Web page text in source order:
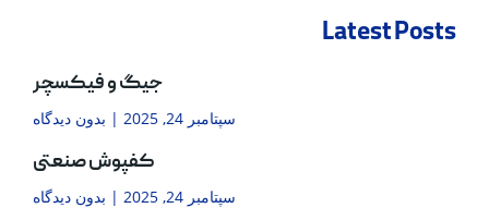
Latest Posts
جیگ و فیکسچر
سپتامبر 24, 2025 بدون دیدگاه
کفپوش صنعتی
سپتامبر 24, 2025 بدون دیدگاه